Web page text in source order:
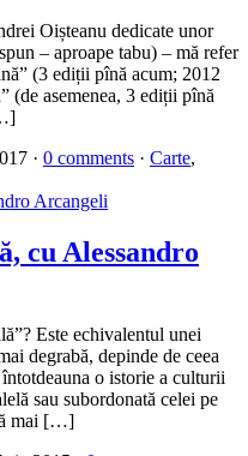
Oișteanu dedicate unor
– aproape tabu) – mă refer
(3 ediții pînă acum; 2012
(de asemenea, 3 ediții pînă
· 0 comments · Carte,
cu Alessandro
Este echivalentul unei
degrabă, depinde de ceea
o istorie a culturii
sau subordonată celei pe
mai […]